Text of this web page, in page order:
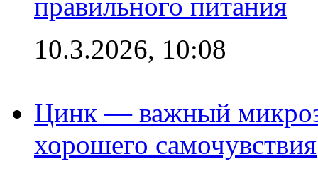
10.3.2026, 10:08
Цинк — важный
хорошего самочувствия